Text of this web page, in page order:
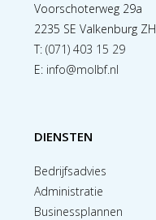
Voorschoterweg 29a
2235 SE Valkenburg ZH
T:(071) 403 15 29
E: info@molbf.nl
DIENSTEN
Bedrijfsadvies
Administratie
Businessplannen